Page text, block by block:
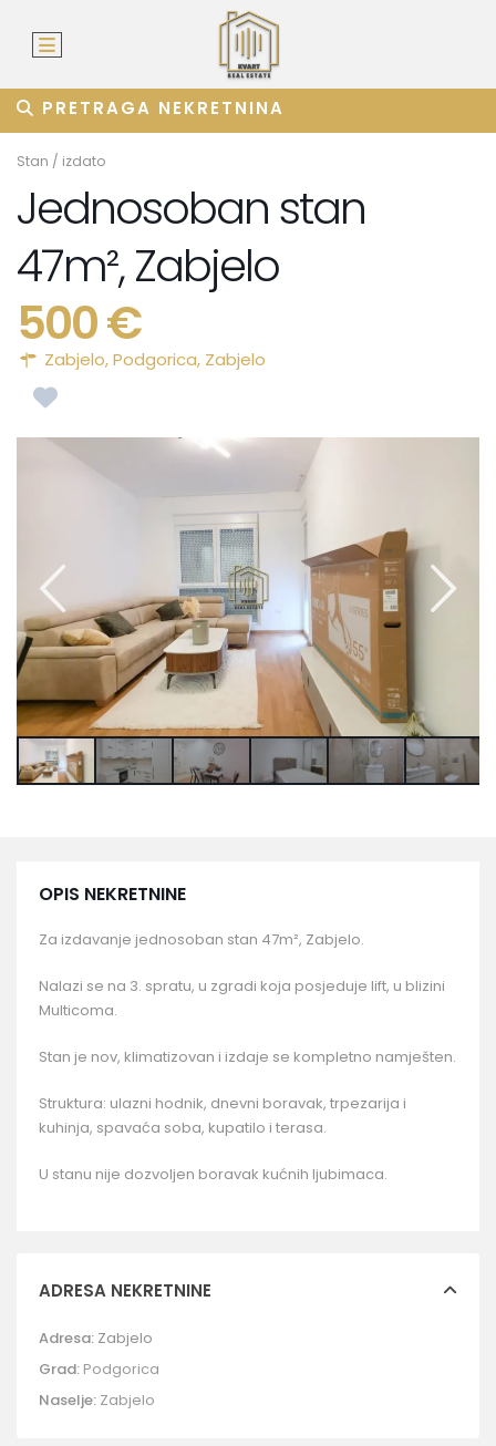
PRETRAGA NEKRETNINA
Stan / izdato
Jednosoban stan
47m², Zabjelo
500 €
Zabjelo,Podgorica, Zabjelo
OPIS NEKRETNINE
Za izdavanje jednosoban stan 47m², Zabjelo.
Nalazi se na 3. spratu, u zgradi koja posjeduje lift, u blizini
Multicoma.
Stan je nov, klimatizovan i izdaje se kompletno namješten.
Struktura: ulazni hodnik, dnevni boravak, trpezarija i
kuhinja, spavaća soba, kupatilo i terasa.
U stanu nije dozvoljen boravak kućnih ljubimaca.
ADRESA NEKRETNINE
Adresa: Zabjelo
Grad: Podgorica
Naselje: Zabjelo